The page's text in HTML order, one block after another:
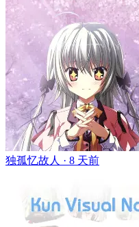
独孤忆故人 · 8 天前